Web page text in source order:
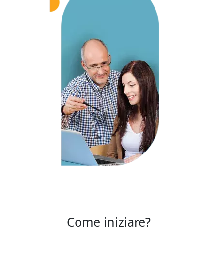
Come iniziare?